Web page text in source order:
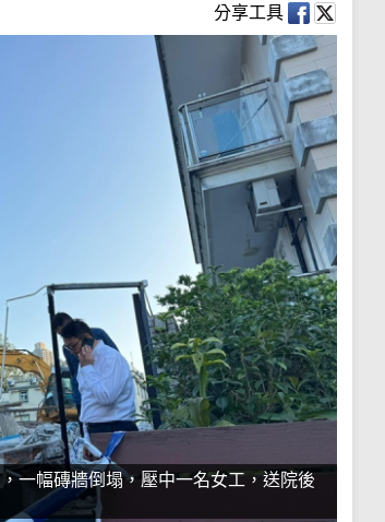
分享工具
一幅磚牆倒塌，壓中一名女工，送院後